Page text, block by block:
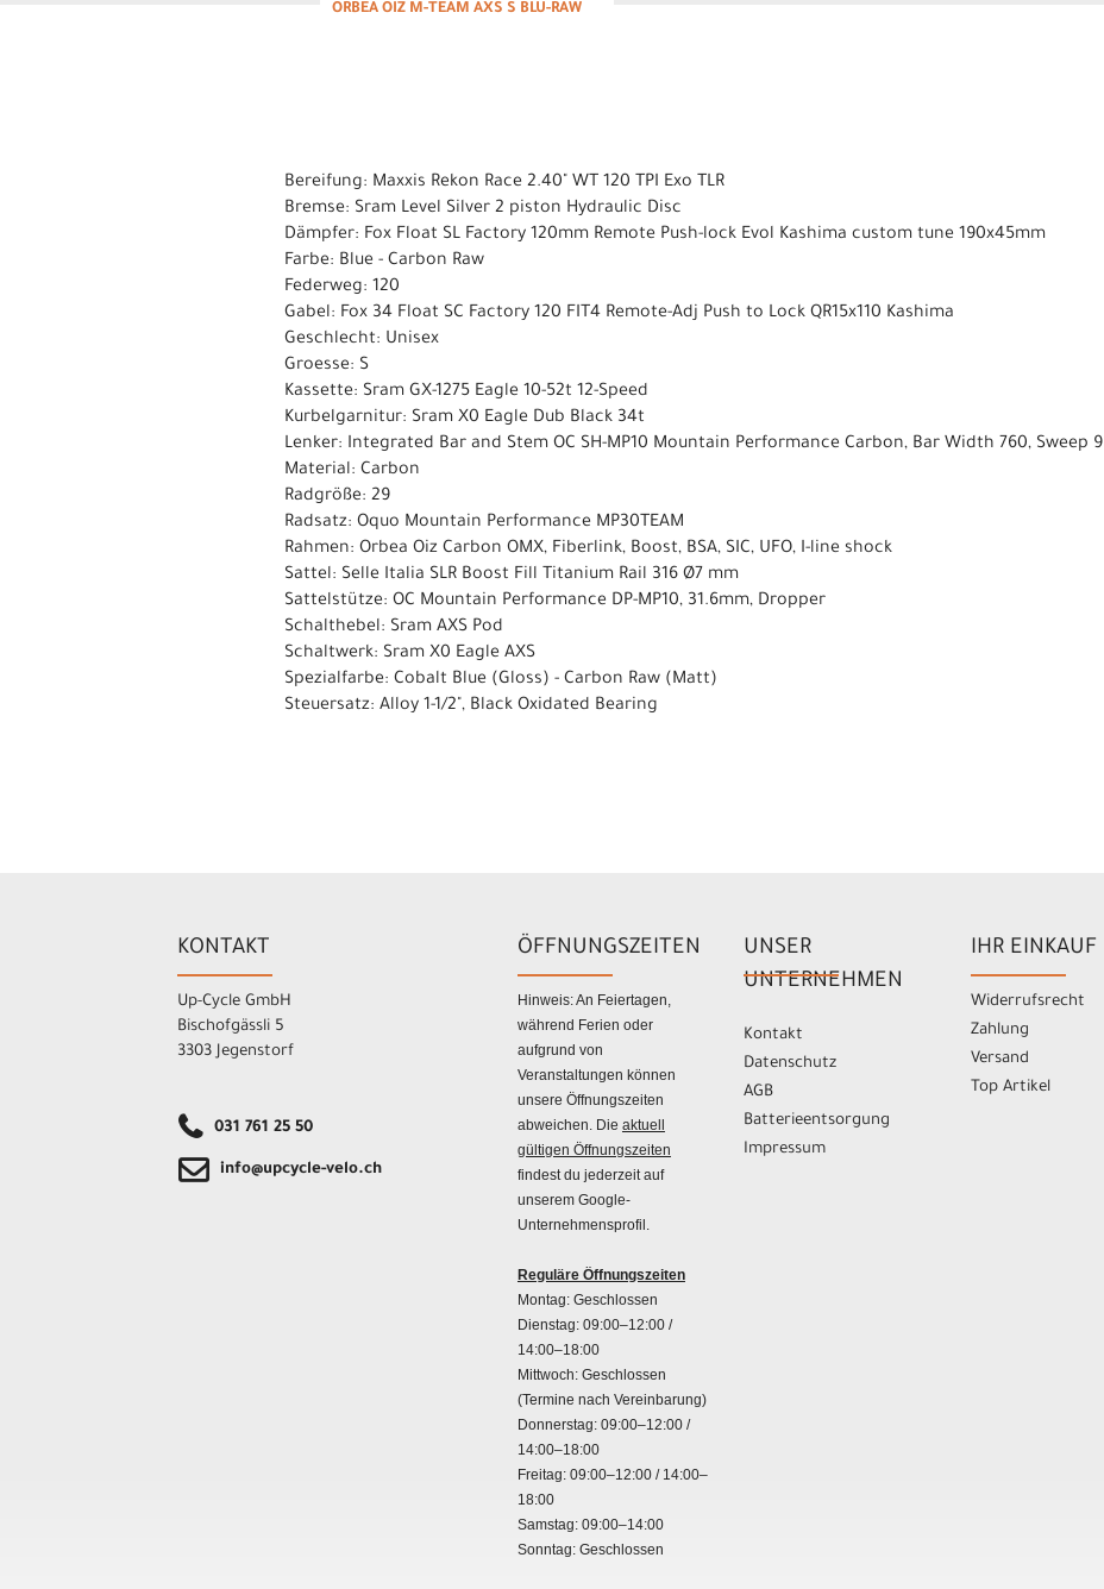
ORBEA OIZ M-TEAM AXS S BLU-RAW
Bereifung: Maxxis Rekon Race 2.40" WT 120 TPI Exo TLR
Bremse: Sram Level Silver 2 piston Hydraulic Disc
Dämpfer: Fox Float SL Factory 120mm Remote Push-lock Evol Kashima custom tune 190x45mm
Farbe: Blue - Carbon Raw
Federweg: 120
Gabel: Fox 34 Float SC Factory 120 FIT4 Remote-Adj Push to Lock QR15x110 Kashima
Geschlecht: Unisex
Groesse: S
Kassette: Sram GX-1275 Eagle 10-52t 12-Speed
Kurbelgarnitur: Sram X0 Eagle Dub Black 34t
Lenker: Integrated Bar and Stem OC SH-MP10 Mountain Performance Carbon, Bar Width 760, Sweep 9
Material: Carbon
Radgröße: 29
Radsatz: Oquo Mountain Performance MP30TEAM
Rahmen: Orbea Oiz Carbon OMX, Fiberlink, Boost, BSA, SIC, UFO, I-line shock
Sattel: Selle Italia SLR Boost Fill Titanium Rail 316 Ø7 mm
Sattelstütze: OC Mountain Performance DP-MP10, 31.6mm, Dropper
Schalthebel: Sram AXS Pod
Schaltwerk: Sram X0 Eagle AXS
Spezialfarbe: Cobalt Blue (Gloss) - Carbon Raw (Matt)
Steuersatz: Alloy 1-1/2", Black Oxidated Bearing
KONTAKT
Up-Cycle GmbH
Bischofgässli 5
3303 Jegenstorf
031 761 25 50
info@upcycle-velo.ch
ÖFFNUNGSZEITEN
Hinweis: An Feiertagen,
während Ferien oder
aufgrund von
Veranstaltungen können
unsere Öffnungszeiten
abweichen. Die aktuell
gültigen Öffnungszeiten
findest du jederzeit auf
unserem Google-
Unternehmensprofil.
Reguläre Öffnungszeiten
Montag: Geschlossen
Dienstag: 09:00–12:00 /
14:00–18:00
Mittwoch: Geschlossen
(Termine nach Vereinbarung)
Donnerstag: 09:00–12:00 /
14:00–18:00
Freitag: 09:00–12:00 / 14:00–
18:00
Samstag: 09:00–14:00
Sonntag: Geschlossen
UNSER
UNTERNEHMEN
Kontakt
Datenschutz
AGB
Batterieentsorgung
Impressum
IHR EINKAUF
Widerrufsrecht
Zahlung
Versand
Top Artikel